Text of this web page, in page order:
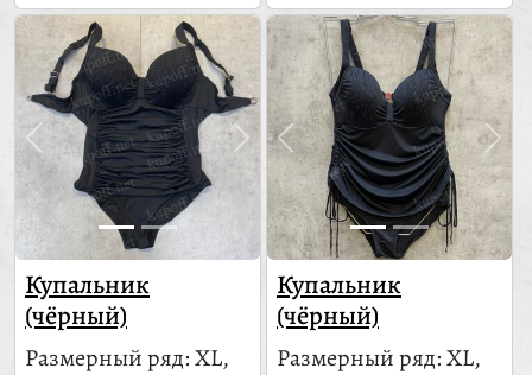
Купальник
(чёрный)
Размерный ряд: XL,
Купальник
(чёрный)
Размерный ряд: XL,